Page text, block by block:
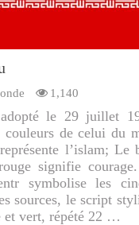
1,140
le 29 juillet
couleurs de celui du
l’islam; Le
signifie
symbolise les
sources, le script
et vert, répété 22 …